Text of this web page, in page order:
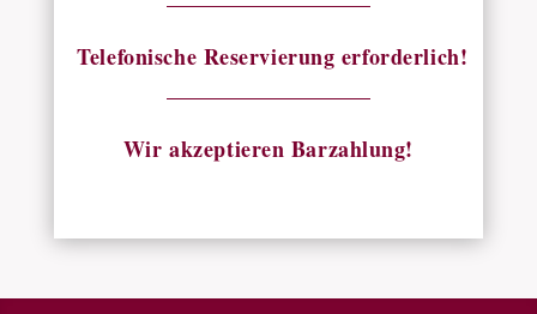
Telefonische Reservierung erforderlich!
Wir akzeptieren Barzahlung!